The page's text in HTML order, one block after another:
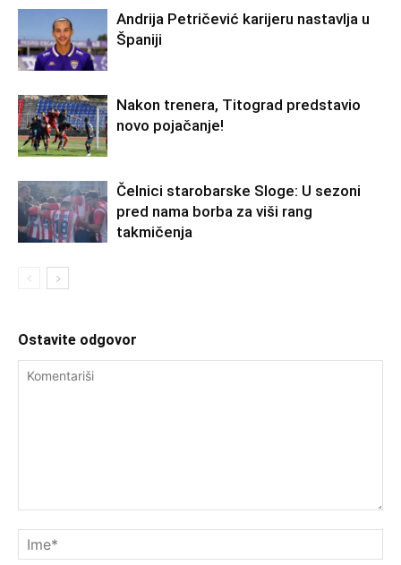
Andrija Petričević karijeru nastavlja u
Španiji
Nakon trenera, Titograd predstavio
novo pojačanje!
Čelnici starobarske Sloge: U sezoni
pred nama borba za viši rang
takmičenja
Ostavite odgovor